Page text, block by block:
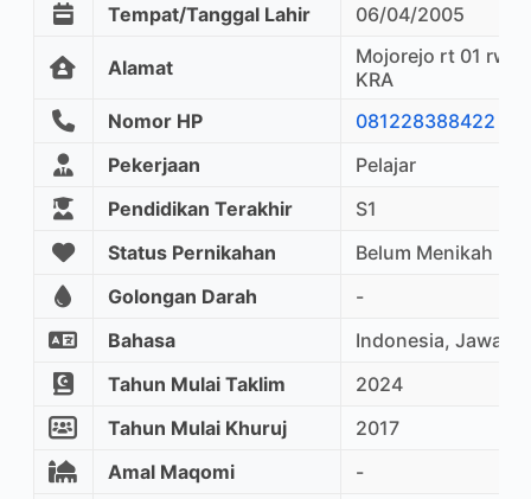
Tempat/Tanggal Lahir
06/04/2005
Alamat
Mojorejo rt 01 rw
KRA
Nomor HP
081228388422
Pekerjaan
Pelajar
Pendidikan Terakhir
S1
Status Pernikahan
Belum Menikah
Golongan Darah
-
Bahasa
Indonesia, Jawa,
Tahun Mulai Taklim
2024
Tahun Mulai Khuruj
2017
Amal Maqomi
-